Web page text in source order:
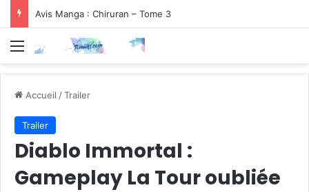
Avis Manga : Chiruran – Tome 3
Menu
Accueil /Trailer
Trailer
Diablo Immortal :
Gameplay La Tour oubliée